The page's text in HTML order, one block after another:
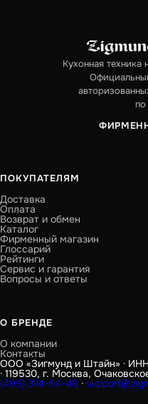
Кухонная техника
ПОКУПАТЕЛЯМ
Доставка
Оплата
Возврат и обмен
Каталог
Фирменный магазин
Глоссарий
Рейтинги
Сервис и гарантия
Вопросы и ответы
О БРЕНДЕ
О компании
Контакты
ООО «Зигмунд и Штайн» · ИНН
· 119530, г. Москва,
(495) 374-64-45 ·